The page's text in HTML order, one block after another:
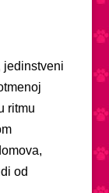
jedinstveni
ritmu
od